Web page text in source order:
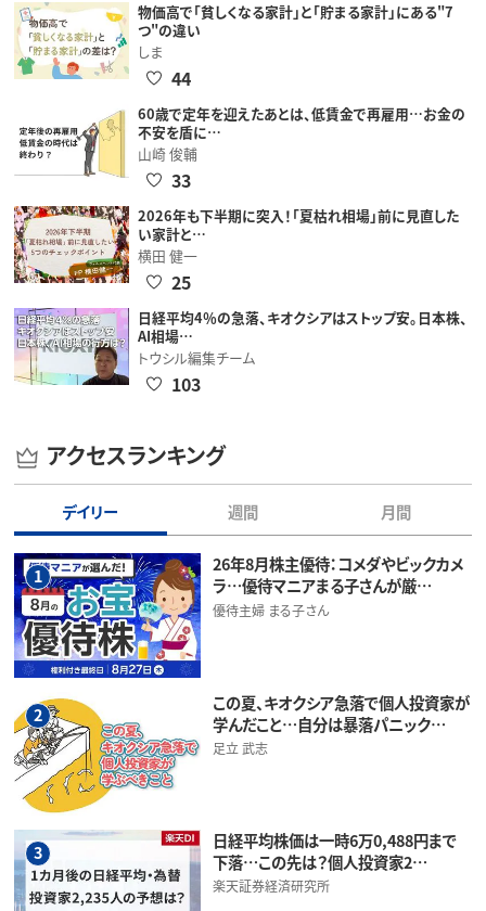
物価高で「貧しくなる家計」と「貯まる家計」にある"7
つ"の違い
しま
44
60歳で定年を迎えたあとは、低賃金で再雇用…お金の
不安を盾に…
山崎 俊輔
33
2026年も下半期に突入！「夏枯れ相場」前に見直した
い家計と…
横田 健一
25
日経平均4％の急落、キオクシアはストップ安。日本株、
AI相場…
トウシル編集チーム
103
アクセスランキング
デイリー 週間 月間
1
26年8月株主優待：コメダやビックカメ
ラ…優待マニアまる子さんが厳…
優待主婦 まる子さん
2
この夏、キオクシア急落で個人投資家が
学んだこと…自分は暴落パニック…
足立 武志
3
日経平均株価は一時6万0,488円まで
下落…この先は？個人投資家2…
楽天証券経済研究所